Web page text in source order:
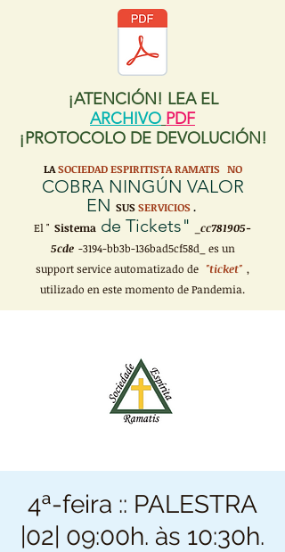
¡ATENCIÓN! LEA EL
ARCHIVO PDF
¡PROTOCOLO DE DEVOLUCIÓN!
LA SOCIEDAD ESPIRITISTA RAMATIS NO
COBRA NINGÚN VALOR
EN SUSSERVICIOS.
El " Sistema de Tickets"
_cc781905-
5cde -3194-bb3b-136bad5cf58d_ es un
support service automatizado de "ticket" ,
utilizado en este momento de Pandemia.
4ª-feira :: PALESTRA
|02| 09:00h. às 10:30h.